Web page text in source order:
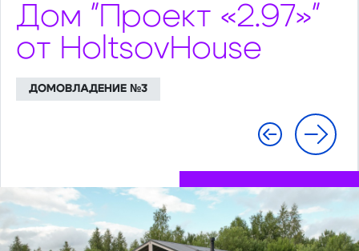
Дом "Проект «2.97»"
от HoltsovHouse
ДОМОВЛАДЕНИЕ №3